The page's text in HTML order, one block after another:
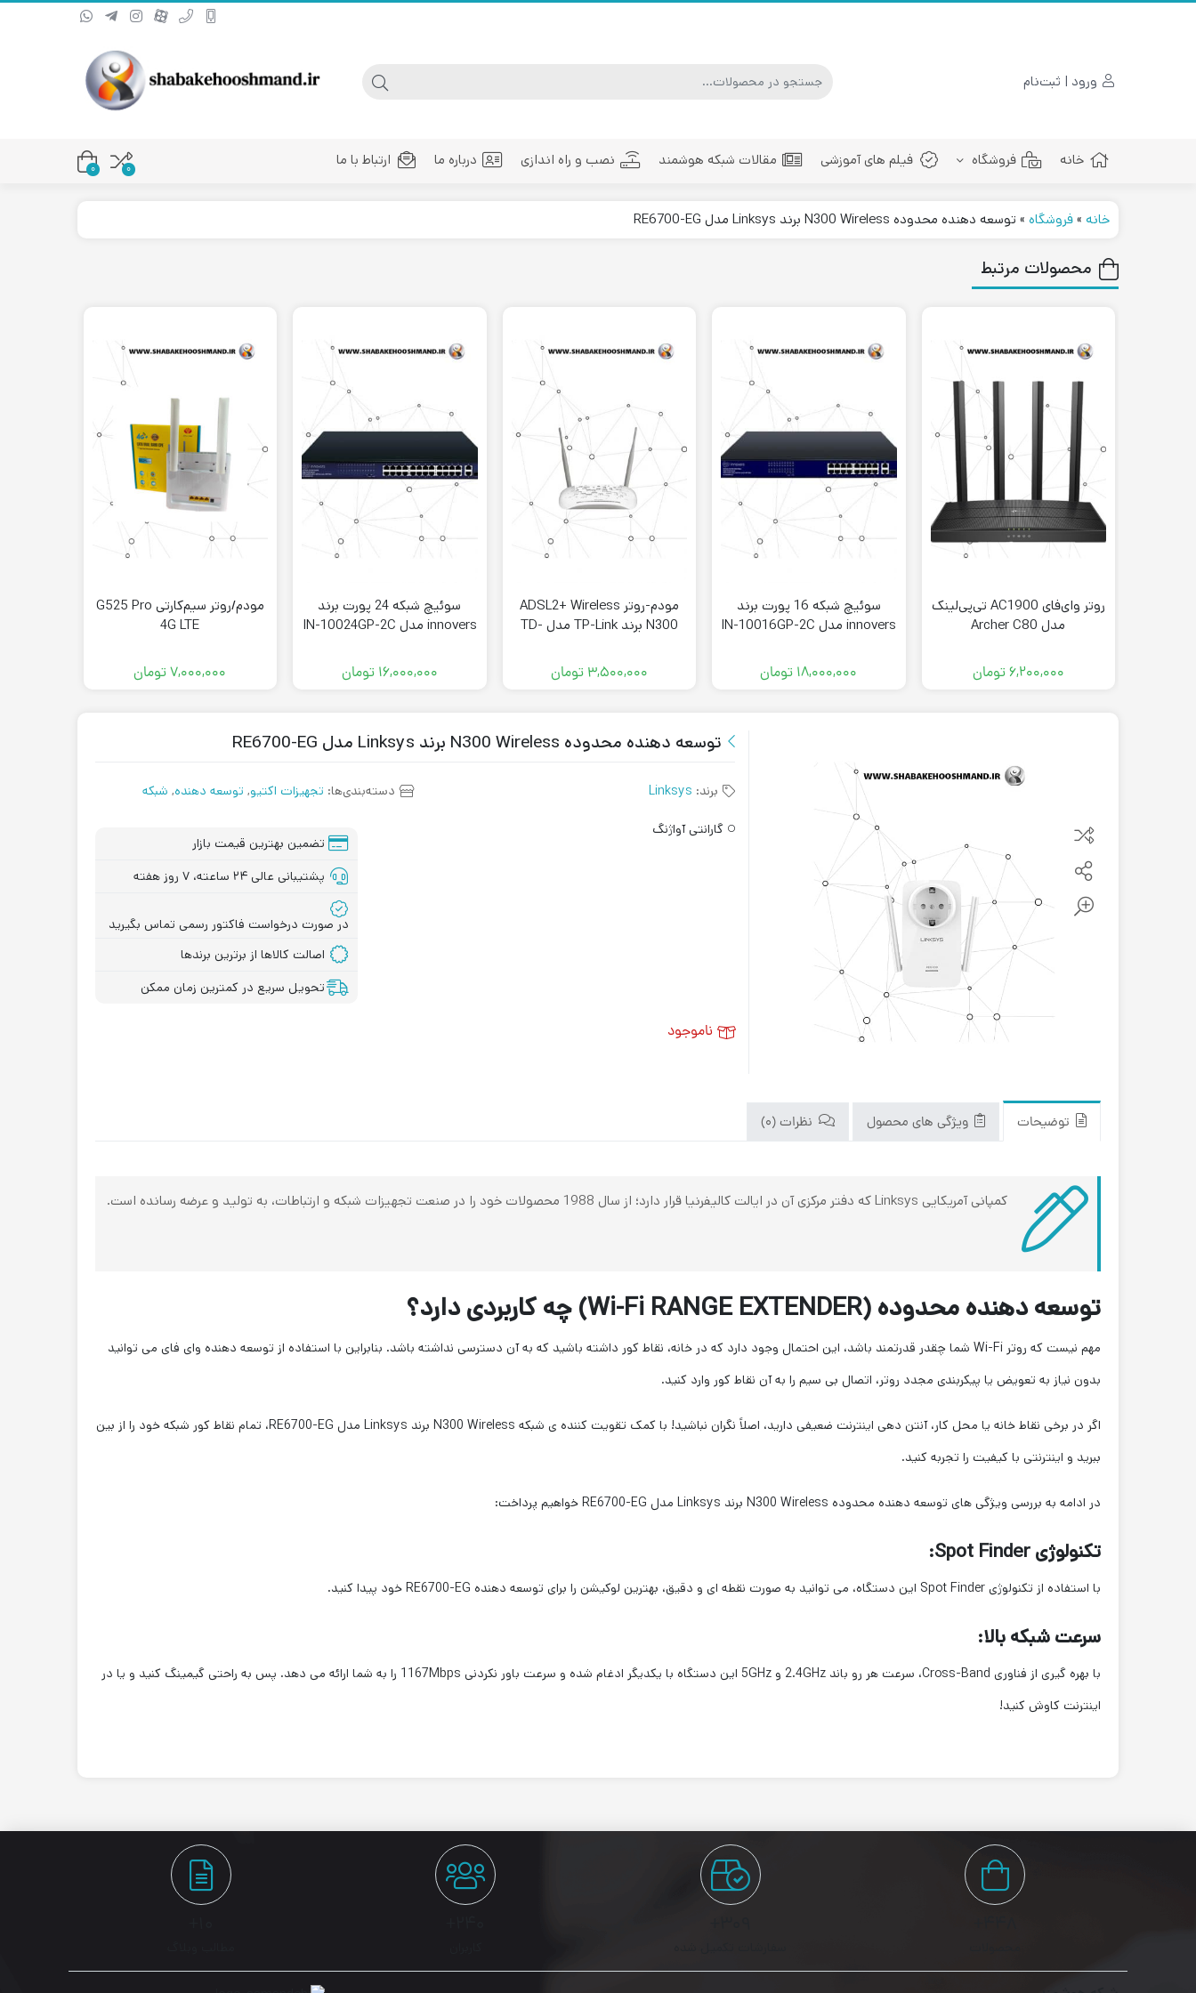
ورود | ثبت‌نام
خانه فروشگاه
پچ کورد فیبرنوری ماژول فیبر نوری
فیلم های آموزشی مقالات شبکه هوشمند نصب و راه اندازی درباره ما ارتباط با ما
۰ 0
خانه »فروشگاه » توسعه دهنده محدوده N300 Wireless برند Linksys مدل RE6700-EG
محصولات مرتبط
روتر وای‌فای AC1900 تی‌پی‌لینک
مدل Archer C80
۶,۲۰۰,۰۰۰تومان
سوئیچ شبکه 16 پورت برند
innovers مدل IN-10016GP-2C
۱۸,۰۰۰,۰۰۰ تومان
مودم-روتر ADSL2+ Wireless
N300 برند TP-Link مدل TD-
۳,۵۰۰,۰۰۰ تومان
سوئیچ شبکه 24 پورت برند
innovers مدل IN-10024GP-2C
۱۶,۰۰۰,۰۰۰ تومان
مودم/روتر سیم‌کارتی G525 Pro
4G LTE
۷,۰۰۰,۰۰۰تومان
توسعه دهنده محدوده N300 Wireless برند Linksys مدل RE6700-EG
برند: Linksys دسته‌بندی‌ها: تجهیزات اکتیو, توسعه دهنده, شبکه
گارانتی آواژنگ
تضمین بهترین قیمت بازار
پشتیبانی عالی ۲۴ ساعته، ۷ روز هفته
در صورت درخواست فاکتور رسمی تماس بگیرید
اصالت کالاها از برترین برندها
تحویل سریع در کمترین زمان ممکن
ناموجود
توضیحات ویژگی های محصول نظرات (۰)
کمپانی آمریکایی Linksys که دفتر مرکزی آن در ایالت کالیفرنیا قرار دارد؛ از سال 1988 محصولات خود را در صنعت تجهیزات شبکه و ارتباطات، به تولید و عرضه رسانده است.
توسعه دهنده محدوده (Wi-Fi RANGE EXTENDER) چه کاربردی دارد؟
مهم نیست که روتر Wi-Fi شما چقدر قدرتمند باشد، این احتمال وجود دارد که در خانه، نقاط کور داشته باشید که به آن دسترسی نداشته باشد. بنابراین با استفاده از توسعه دهنده وای فای می توانید
بدون نیاز به تعویض یا پیکربندی مجدد روتر، اتصال بی سیم را به آن نقاط کور وارد کنید.
اگر در برخی نقاط خانه یا محل کار، آنتن دهی اینترنت ضعیفی دارید، اصلاً نگران نباشید! با کمک تقویت کننده ی شبکه N300 Wireless برند Linksys مدل RE6700-EG، تمام نقاط کور شبکه خود را از بین
ببرید و اینترنتی با کیفیت را تجربه کنید.
در ادامه به بررسی ویژگی های توسعه دهنده محدوده N300 Wireless برند Linksys مدل RE6700-EG خواهیم پرداخت:
تکنولوژی Spot Finder:
با استفاده از تکنولوژی Spot Finder این دستگاه، می توانید به صورت نقطه ای و دقیق، بهترین لوکیشن را برای توسعه دهنده RE6700-EG خود پیدا کنید.
سرعت شبکه بالا:
با بهره گیری از فناوری
Cross-Band، سرعت هر رو باند 2.4GHz و 5GHz این دستگاه با یکدیگر ادغام شده و سرعت باور نکردنی 1167Mbps را به شما ارائه می دهد. پس به راحتی گیمینگ کنید و یا در
اینترنت کاوش کنید!